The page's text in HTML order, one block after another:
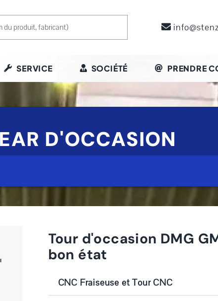
SERVICE SOCIÉTÉ PRENDRE
D'OCCASION
Tour d'occasion DMG
bon état
CNC Fraiseuse et Tour CNC